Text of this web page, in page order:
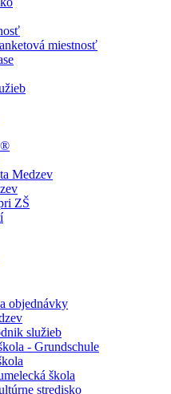
miestnosť
Medzev
ZŠ
objednávky
služieb
- Grundschule
škola
stredisko